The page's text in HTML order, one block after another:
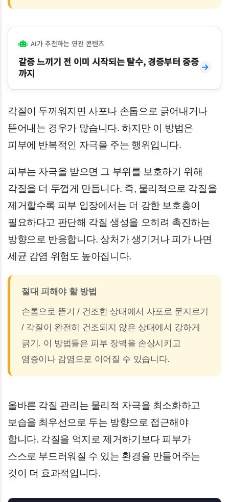
AI가 추천하는 연관 콘텐츠
갈증 느끼기 전 이미 시작되는 탈수, 경증부터 중증
까지
각질이 두꺼워지면 사포나 손톱으로 긁어내거나
뜯어내는 경우가 많습니다. 하지만 이 방법은
피부에 반복적인 자극을 주는 행위입니다.
피부는 자극을 받으면 그 부위를 보호하기 위해
각질을 더 두껍게 만듭니다. 즉, 물리적으로 각질을
제거할수록 피부 입장에서는 더 강한 보호층이
필요하다고 판단해 각질 생성을 오히려 촉진하는
방향으로 반응합니다. 상처가 생기거나 피가 나면
세균 감염 위험도 높아집니다.
절대 피해야 할 방법
손톱으로 뜯기 / 건조한 상태에서 사포로 문지르기
/ 각질이 완전히 건조되지 않은 상태에서 강하게
긁기. 이 방법들은 피부 장벽을 손상시키고
염증이나 감염으로 이어질 수 있습니다.
올바른 각질 관리는 물리적 자극을 최소화하고
보습을 최우선으로 두는 방향으로 접근해야
합니다. 각질을 억지로 제거하기보다 피부가
스스로 부드러워질 수 있는 환경을 만들어주는
것이 더 효과적입니다.